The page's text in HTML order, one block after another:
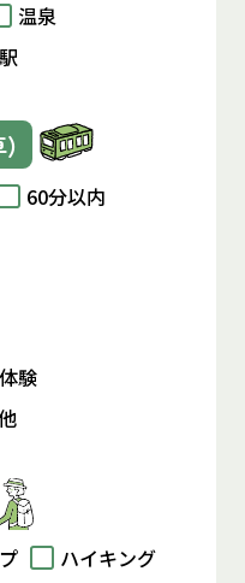
温泉
)
60分以内
験
ハイキング